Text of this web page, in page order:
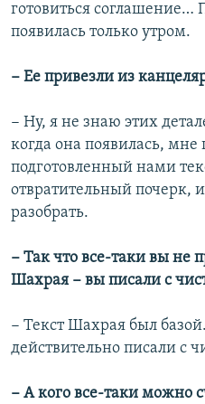
готовиться
появилась только утром.
− Ее привезли из
− Ну, я не знаю этих
когда она появилась,
подготовленный нами
отвратительный почерк,
разобрать.
− Так что все-таки вы не
Шахрая − вы писали с
− Текст Шахрая был
действительно писали с
− А кого все-таки можно